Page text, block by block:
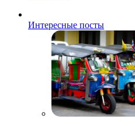
Интересные посты